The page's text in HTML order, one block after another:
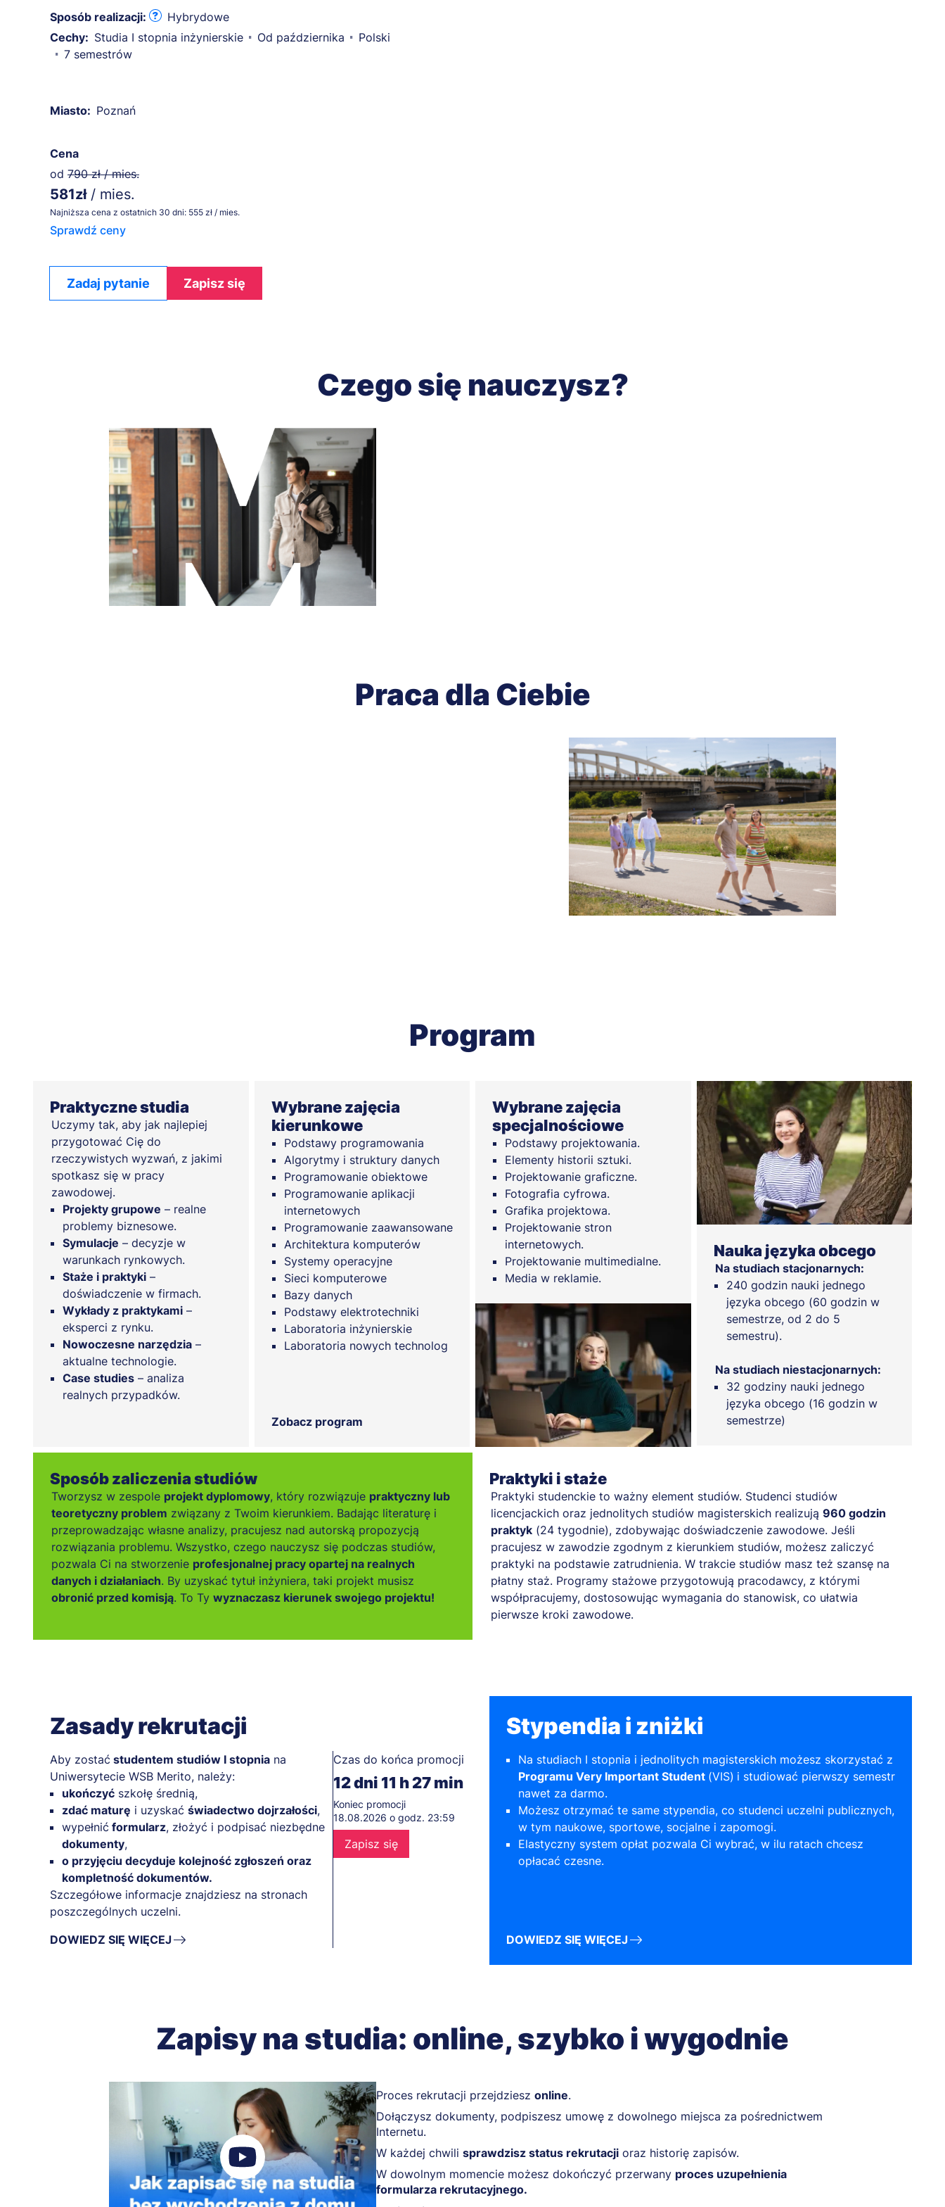
Sposób realizacji:
Hybrydowe
Cechy: Studia I stopnia inżynierskie Od października
Polski
7 semestrów
Miasto: Poznań
Cena
od 790 zł / mies.
581zł / mies.
Najniższa cena z ostatnich 30 dni: 555 zł / mies.
Sprawdź ceny
Zadaj pytanie Zapisz się
Czego się nauczysz?
Praca dla Ciebie
Program
Praktyczne studia
Uczymy tak, aby jak najlepiej
przygotować Cię do
rzeczywistych wyzwań, z jakimi
spotkasz się w pracy
zawodowej.
Projekty grupowe – realne
problemy biznesowe.
Symulacje – decyzje w
warunkach rynkowych.
Staże i praktyki –
doświadczenie w firmach.
Wykłady z praktykami –
eksperci z rynku.
Nowoczesne narzędzia –
aktualne technologie.
Case studies – analiza
realnych przypadków.
Wybrane zajęcia
kierunkowe
Podstawy programowania
Algorytmy i struktury danych
Programowanie obiektowe
Programowanie aplikacji
internetowych
Programowanie zaawansowane
Architektura komputerów
Systemy operacyjne
Sieci komputerowe
Bazy danych
Podstawy elektrotechniki
Laboratoria inżynierskie
Laboratoria nowych technolog
Zobacz program
Wybrane zajęcia
specjalnościowe
Podstawy projektowania.
Elementy historii sztuki.
Projektowanie graficzne.
Fotografia cyfrowa.
Grafika projektowa.
Projektowanie stron
internetowych.
Projektowanie multimedialne.
Media w reklamie.
Nauka języka obcego
Na studiach stacjonarnych:
240 godzin nauki jednego
języka obcego (60 godzin w
semestrze, od 2 do 5
semestru).
Na studiach niestacjonarnych:
32 godziny nauki jednego
języka obcego (16 godzin w
semestrze)
Sposób zaliczenia studiów
Tworzysz w zespole projekt dyplomowy, który rozwiązuje praktyczny lub
teoretyczny problem związany z Twoim kierunkiem. Badając literaturę i
przeprowadzając własne analizy, pracujesz nad autorską propozycją
rozwiązania problemu. Wszystko, czego nauczysz się podczas studiów,
pozwala Ci na stworzenie profesjonalnej pracy opartej na realnych
danych i działaniach. By uzyskać tytuł inżyniera, taki projekt musisz
obronić przed komisją. To Ty wyznaczasz kierunek swojego projektu!
Praktyki i staże
Praktyki studenckie to ważny element studiów. Studenci studiów
licencjackich oraz jednolitych studiów magisterskich realizują 960 godzin
praktyk (24 tygodnie), zdobywając doświadczenie zawodowe. Jeśli
pracujesz w zawodzie zgodnym z kierunkiem studiów, możesz zaliczyć
praktyki na podstawie zatrudnienia. W trakcie studiów masz też szansę na
płatny staż. Programy stażowe przygotowują pracodawcy, z którymi
współpracujemy, dostosowując wymagania do stanowisk, co ułatwia
pierwsze kroki zawodowe.
Zasady rekrutacji
Aby zostać studentem studiów I stopnia na
Uniwersytecie WSB Merito, należy:
ukończyć szkołę średnią,
zdać maturę i uzyskać świadectwo dojrzałości,
wypełnić formularz, złożyć i podpisać niezbędne
dokumenty,
o przyjęciu decyduje kolejność zgłoszeń oraz
kompletność dokumentów.
Szczegółowe informacje znajdziesz na stronach
poszczególnych uczelni.
DOWIEDZ SIĘ WIĘCEJ
Czas do końca promocji
12dni 11 h27min
Koniec promocji
18.08.2026 o godz. 23:59
Zapisz się
Stypendia i zniżki
Na studiach I stopnia i jednolitych magisterskich możesz skorzystać z
Programu Very Important Student (VIS) i studiować pierwszy semestr
nawet za darmo.
Możesz otrzymać te same stypendia, co studenci uczelni publicznych,
w tym naukowe, sportowe, socjalne i zapomogi.
Elastyczny system opłat pozwala Ci wybrać, w ilu ratach chcesz
opłacać czesne.
DOWIEDZ SIĘ WIĘCEJ
Zapisy na studia: online, szybko i wygodnie
Proces rekrutacji przejdziesz online.
Dołączysz dokumenty, podpiszesz umowę z dowolnego miejsca za pośrednictwem
Internetu.
W każdej chwili sprawdzisz status rekrutacji oraz historię zapisów.
W dowolnym momencie możesz dokończyć przerwany proces uzupełnienia
formularza rekrutacyjnego.